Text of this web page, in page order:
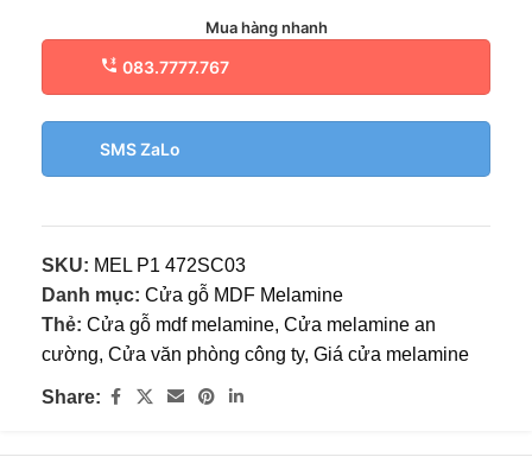
Mua hàng nhanh
083.7777.767
SMS ZaLo
SKU: MEL P1 472SC03
Danh mục: Cửa gỗ MDF Melamine
Thẻ: Cửa gỗ mdf melamine, Cửa melamine an
cường, Cửa văn phòng công ty, Giá cửa melamine
Share: